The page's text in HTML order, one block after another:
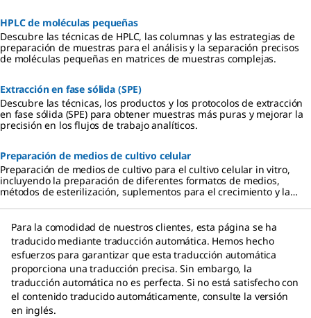
HPLC de moléculas pequeñas
Descubre las técnicas de HPLC, las columnas y las estrategias de
preparación de muestras para el análisis y la separación precisos
de moléculas pequeñas en matrices de muestras complejas.
Extracción en fase sólida (SPE)
Descubre las técnicas, los productos y los protocolos de extracción
en fase sólida (SPE) para obtener muestras más puras y mejorar la
precisión en los flujos de trabajo analíticos.
Preparación de medios de cultivo celular
Preparación de medios de cultivo para el cultivo celular in vitro,
incluyendo la preparación de diferentes formatos de medios,
métodos de esterilización, suplementos para el crecimiento y la
Para la comodidad de nuestros clientes, esta página se ha
traducido mediante traducción automática. Hemos hecho
esfuerzos para garantizar que esta traducción automática
proporciona una traducción precisa. Sin embargo, la
traducción automática no es perfecta. Si no está satisfecho con
el contenido traducido automáticamente, consulte la versión
en inglés.